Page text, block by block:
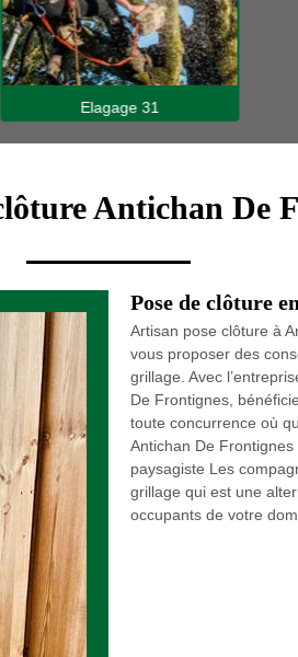
Elagage 31
Antichan De
Pose de clôture
Artisan pose clôture à
vous proposer des
grillage. Avec
De Frontignes,
toute concurrence où
Antichan De
paysagiste Les
grillage qui est une
occupants de votre